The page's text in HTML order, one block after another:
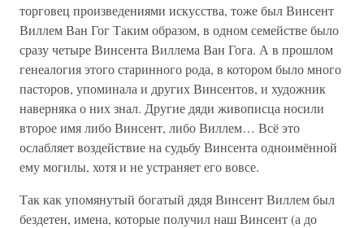
торговец произведениями искусства, тоже был Винсент
Виллем Ван Гог Таким образом, в одном семействе было
сразу четыре Винсента Виллема Ван Гога. А в прошлом
генеалогия этого старинного рода, в котором было много
пасторов, упоминала и других Винсентов, и художник
наверняка о них знал. Другие дяди живописца носили
второе имя либо Винсент, либо Виллем… Всё это
ослабляет воздействие на судьбу Винсента одноимённой
ему могилы, хотя и не устраняет его вовсе.
Так как упомянутый богатый дядя Винсент Виллем был
бездетен, имена, которые получил наш Винсент (а до